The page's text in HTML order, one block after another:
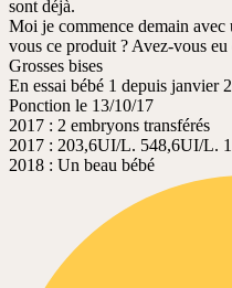
sont déjà.
Moi je commence demain
vous ce produit ? Avez-vous eu
Grosses bises
En essai bébé 1 depuis janvier
Ponction le 13/10/17
2017 : 2 embryons transférés
2017 : 203,6UI/L. 548,6UI/L.
2018 : Un beau bébé